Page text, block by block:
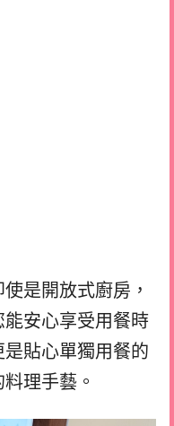
是開放式廚房，
安心享受用餐時
貼心單獨用餐的
理手藝。